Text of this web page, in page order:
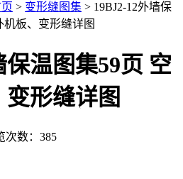
> 变形缝图集 > 19BJ2-12外墙保
板、变形缝详图
保温图集59页 空
形缝详图
次数：385